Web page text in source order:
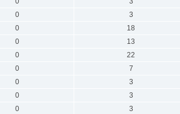
0 3
0 18
0 13
0 22
0 7
0 3
0 3
0 3